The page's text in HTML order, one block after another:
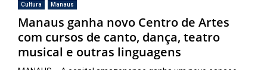
Cultura Manaus
Manaus ganha novo Centro de Artes
com cursos de canto, dança, teatro
musical e outras linguagens